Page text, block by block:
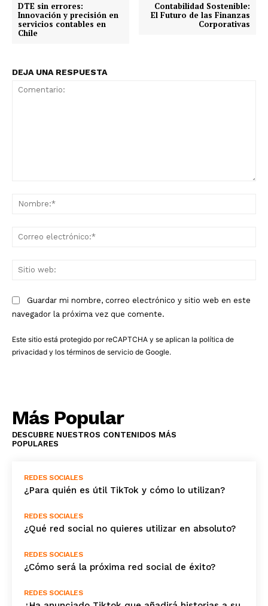
DTE sin errores:
Innovación y precisión en
servicios contables en
Chile
Contabilidad Sostenible:
El Futuro de las Finanzas
Corporativas
DEJA UNA RESPUESTA
Guardar mi nombre, correo electrónico y sitio web en este
navegador la próxima vez que comente.
Este sitio está protegido por reCAPTCHA y se aplican la política de
privacidad y los términos de servicio de Google.
Más Popular
DESCUBRE NUESTROS CONTENIDOS MÁS
POPULARES
REDES SOCIALES
¿Para quién es útil TikTok y cómo lo utilizan?
REDES SOCIALES
¿Qué red social no quieres utilizar en absoluto?
REDES SOCIALES
¿Cómo será la próxima red social de éxito?
REDES SOCIALES